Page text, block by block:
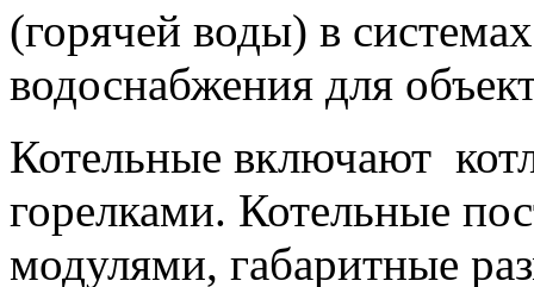
(горячей воды) в
водоснабжения для
Котельные включают
горелками. Котельные
модулями, габаритные